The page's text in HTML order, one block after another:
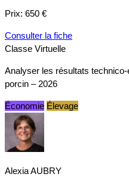
Prix: 650 €
Consulter la fiche
Classe Virtuelle
Analyser les résultats
porcin – 2026
Économie Élevage
Alexia AUBRY